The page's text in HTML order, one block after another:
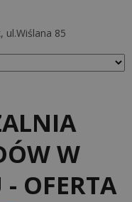
ul.Wiślana 85
W
OFERTA